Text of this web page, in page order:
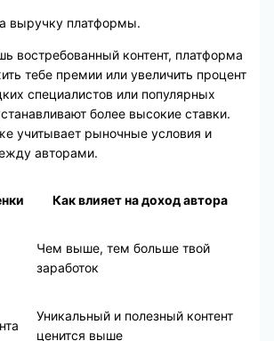
выручку платформы.
востребованный контент, платформа
тебе премии или увеличить процент
специалистов или популярных
более высокие ставки.
учитывает рыночные условия и
авторами.
Как влияет на доход автора
Чем выше, тем больше твой
заработок
Уникальный и полезный контент
ценится выше